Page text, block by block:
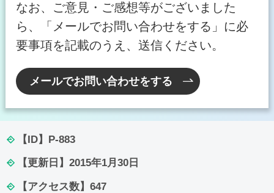
なお、ご意見・ご感想等がございました
ら、「メールでお問い合わせをする」に必
要事項を記載のうえ、送信ください。
メールでお問い合わせをする
【ID】 P-883
【更新日】 2015年1月30日
【アクセス数】 647